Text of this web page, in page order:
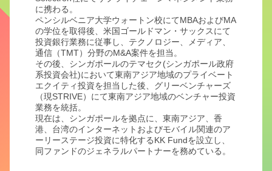
に携わる。
ペンシルベニア大学ウォートン校にてMBAおよびMA
の学位を取得後、米国ゴールドマン・サックスにて
投資銀行業務に従事し、テクノロジー、メディア、
通信（TMT）分野のM&A案件を担当。
その後、シンガポールのテマセク(シンガポール政府
系投資会社)において東南アジア地域のプライベート
エクイティ投資を担当した後、グリーベンチャーズ
（現STRIVE）にて東南アジア地域のベンチャー投資
業務を統括。
現在は、シンガポールを拠点に、東南アジア、香
港、台湾のインターネットおよびモバイル関連のア
ーリーステージ投資に特化するKK Fundを設立し、
同ファンドのジェネラルパートナーを務めている。